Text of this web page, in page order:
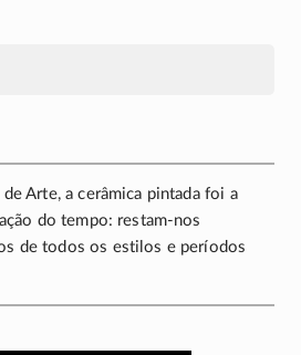
Arte, a cerâmica pintada foi a
do tempo: restam-nos
de todos os estilos e períodos